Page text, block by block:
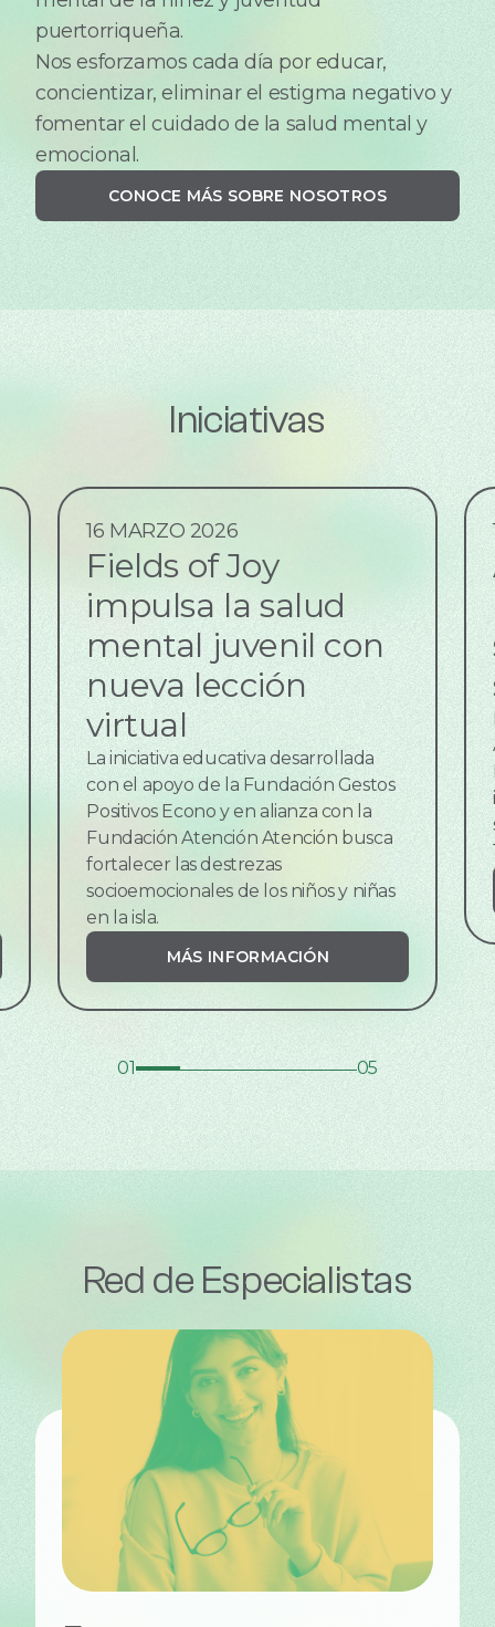
puertorriqueña.
Nos esforzamos cada día por educar,
concientizar, eliminar el estigma negativo y
fomentar el cuidado de la salud mental y
emocional.
CONOCE MÁS SOBRE NOSOTROS
Iniciativas
16 MARZO 2026
Fields of Joy
impulsa la salud
mental juvenil con
nueva lección
virtual
La iniciativa educativa desarrollada
con el apoyo de la Fundación Gestos
Positivos Econo y en alianza con la
Fundación Atención Atención busca
fortalecer las destrezas
socioemocionales de los niños y niñas
en la isla.
MÁS INFORMACIÓN
01
1 slide
05
Red de Especialistas